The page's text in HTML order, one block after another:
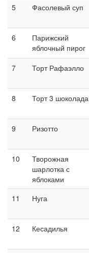
5 Фасолевый суп
6
Парижский
яблочный пирог
7
Торт Рафаэлло
8 Торт 3 шоколада
9
Ризотто
10
Творожная
шарлотка с
яблоками
11 Нуга
12
Кесадилья